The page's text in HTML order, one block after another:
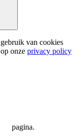
van cookies
onze privacy policy
pagina.